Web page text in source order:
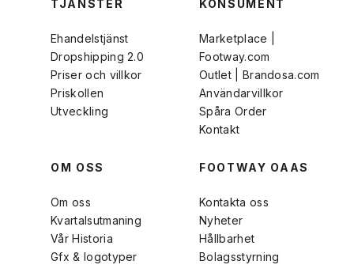
TJÄNSTER
Ehandelstjänst
Dropshipping 2.0
Priser och villkor
Priskollen
Utveckling
KONSUMENT
Marketplace |
Footway.com
Outlet | Brandosa.com
Användarvillkor
Spåra Order
Kontakt
OM OSS
Om oss
Kvartalsutmaning
Vår Historia
Gfx & logotyper
FOOTWAY OAAS
Kontakta oss
Nyheter
Hållbarhet
Bolagsstyrning